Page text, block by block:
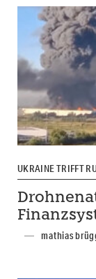
UKRAINE TRIFFT
mathias